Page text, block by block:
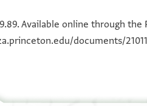
100%
100%
Available online through
documents/